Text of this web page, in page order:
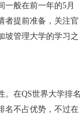
一般在前一年的5月
者提前准备，关注官
坡管理大学的学习之
。在QS世界大学排名
名不占优势，不过在